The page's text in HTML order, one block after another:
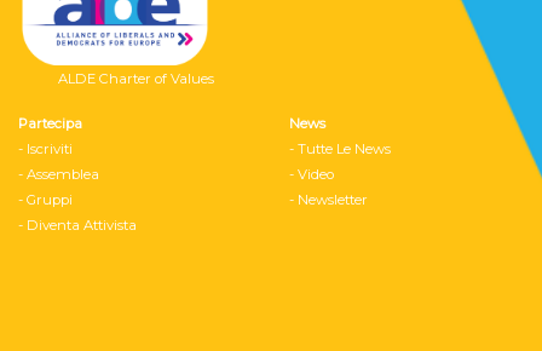
ALDE Charter of Values
Partecipa
- Iscriviti
- Assemblea
- Gruppi
- Diventa Attivista
News
- Tutte Le News
- Video
- Newsletter